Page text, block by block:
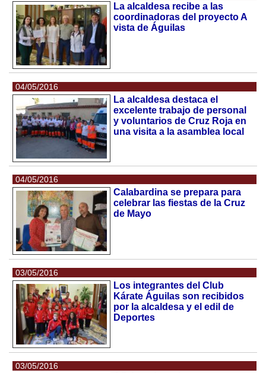
La alcaldesa recibe a las
coordinadoras del proyecto A
vista de Águilas
04/05/2016
La alcaldesa destaca el
excelente trabajo de personal
y voluntarios de Cruz Roja en
una visita a la asamblea local
04/05/2016
Calabardina se prepara para
celebrar las fiestas de la Cruz
de Mayo
03/05/2016
Los integrantes del Club
Kárate Águilas son recibidos
por la alcaldesa y el edil de
Deportes
03/05/2016